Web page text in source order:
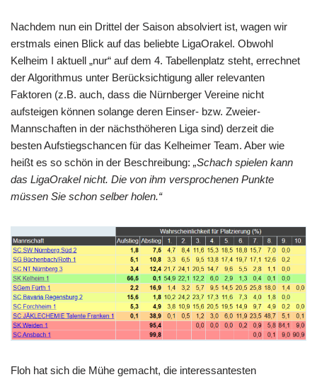
Nachdem nun ein Drittel der Saison absolviert ist, wagen wir
erstmals einen Blick auf das beliebte LigaOrakel. Obwohl
Kelheim I aktuell „nur“ auf dem 4. Tabellenplatz steht, errechnet
der Algorithmus unter Berücksichtigung aller relevanten
Faktoren (z.B. auch, dass die Nürnberger Vereine nicht
aufsteigen können solange deren Einser- bzw. Zweier-
Mannschaften in der nächsthöheren Liga sind) derzeit die
besten Aufstiegschancen für das Kelheimer Team. Aber wie
heißt es so schön in der Beschreibung: „Schach spielen kann
das LigaOrakel nicht. Die von ihm versprochenen Punkte
müssen Sie schon selber holen.“
Floh hat sich die Mühe gemacht, die interessantesten